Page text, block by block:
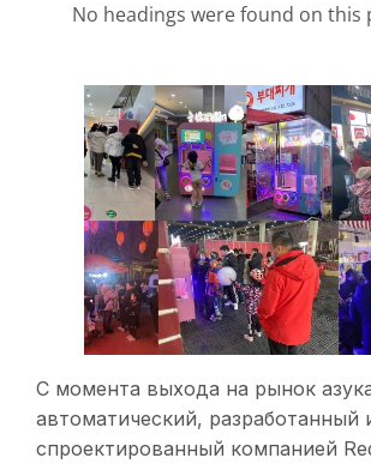
No headings were found on this
С момента выхода на рынок
автоматический, разработанный
спроектированный компанией